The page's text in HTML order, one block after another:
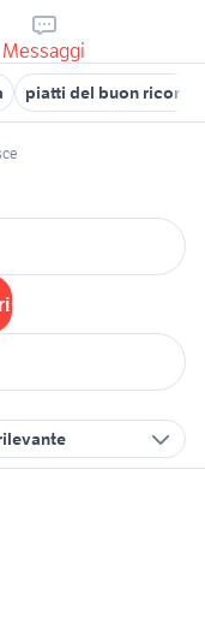
Messaggi
piatti del buon ricordo